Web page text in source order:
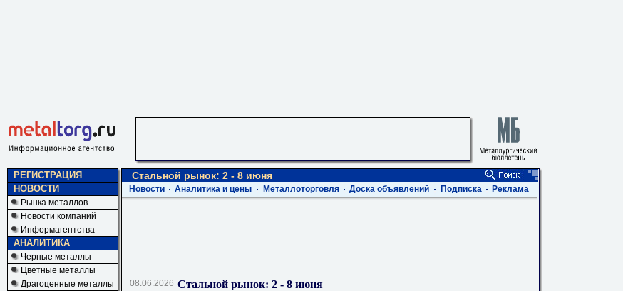
РЕГИСТРАЦИЯ
НОВОСТИ
Рынка металлов
Новости компаний
Информагентства
АНАЛИТИКА
Черные металлы
Цветные металлы
Драгоценные металлы
Стальной рынок: 2 - 8 июня
Новости Аналитика и цены Металлоторговля Доска объявлений Подписка Реклама
08.06.2026 Стальной рынок: 2 - 8 июня